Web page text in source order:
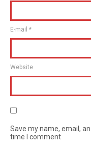
E-mail *
Website
Save my name, email,
time I comment